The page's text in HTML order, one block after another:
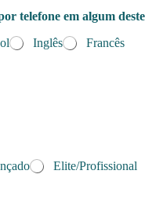
telefone em algum
Inglês Francês
Elite/Profissional